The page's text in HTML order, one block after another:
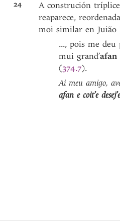
24 A construción
reaparece,
moi similar en Juião
..., pois me deu
mui grand’afan
(374.7).
Ai meu amigo,
afan e coit’e